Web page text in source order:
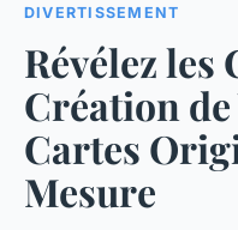
DIVERTISSEMENT
Révélez les
Création de
Cartes
Mesure